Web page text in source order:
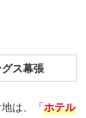
ス幕張
は、「ホテル